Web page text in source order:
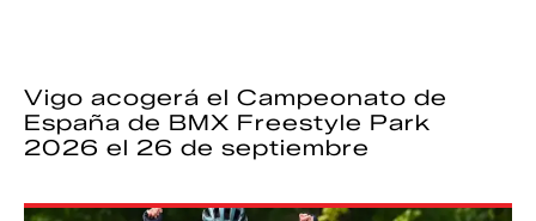
Vigo acogerá el Campeonato de
España de BMX Freestyle Park
2026 el 26 de septiembre